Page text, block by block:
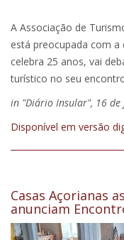
A Associação de
está preocupada com
celebra 25 anos, vai
turístico no seu
in "Diário Insular", 16 de
Disponível em versão
Casas Açorianas
anunciam